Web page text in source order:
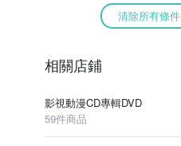
清除所有條件
相關店鋪
影視動漫CD專輯DVD
59件商品